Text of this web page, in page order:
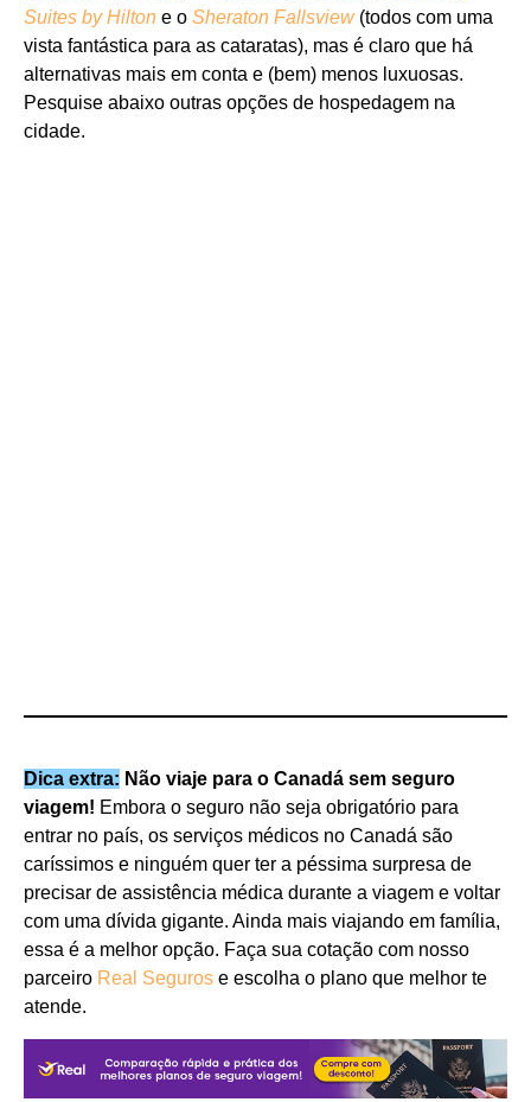
Suites by Hilton e o Sheraton Fallsview(todos com uma
vista fantástica para as cataratas), mas é claro que há
alternativas mais em conta e (bem) menos luxuosas.
Pesquise abaixo outras opções de hospedagem na
cidade.
Dica extra: Não viaje para o Canadá sem seguro
viagem! Embora o seguro não seja obrigatório para
entrar no país, os serviços médicos no Canadá são
caríssimos e ninguém quer ter a péssima surpresa de
precisar de assistência médica durante a viagem e voltar
com uma dívida gigante. Ainda mais viajando em família,
essa é a melhor opção. Faça sua cotação com nosso
parceiro Real Seguros e escolha o plano que melhor te
atende.